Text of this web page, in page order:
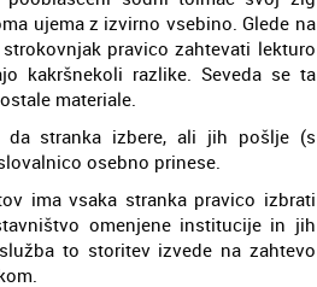
ujema z izvirno vsebino. Glede na
pravico zahtevati lekturo
kakršnekoli razlike. Seveda se ta
materiale.
stranka izbere, ali jih pošlje (s
osebno prinese.
ima vsaka stranka pravico izbrati
omenjene institucije in jih
to storitev izvede na zahtevo